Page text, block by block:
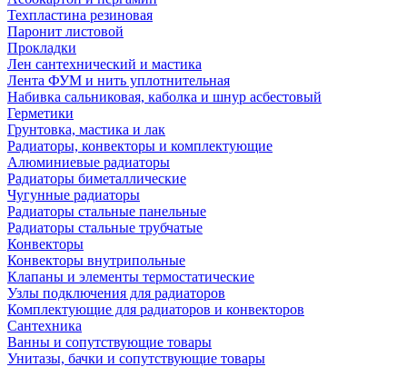
Техпластина резиновая
Паронит листовой
Прокладки
Лен сантехнический и мастика
Лента ФУМ и нить уплотнительная
Набивка сальниковая, каболка и шнур асбестовый
Герметики
Грунтовка, мастика и лак
Радиаторы, конвекторы и комплектующие
Алюминиевые радиаторы
Радиаторы биметаллические
Чугунные радиаторы
Радиаторы стальные панельные
Радиаторы стальные трубчатые
Конвекторы
Конвекторы внутрипольные
Клапаны и элементы термостатические
Узлы подключения для радиаторов
Комплектующие для радиаторов и конвекторов
Сантехника
Ванны и сопутствующие товары
Унитазы, бачки и сопутствующие товары